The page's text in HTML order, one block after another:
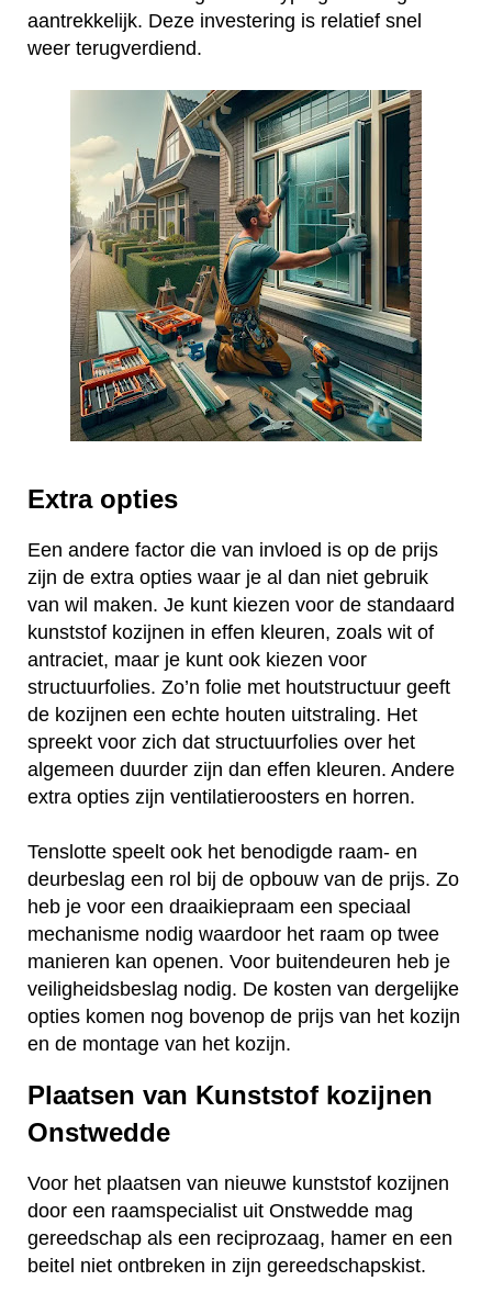
aantrekkelijk. Deze investering is relatief snel
weer terugverdiend.
Extra opties
Een andere factor die van invloed is op de prijs
zijn de extra opties waar je al dan niet gebruik
van wil maken. Je kunt kiezen voor de standaard
kunststof kozijnen in effen kleuren, zoals wit of
antraciet, maar je kunt ook kiezen voor
structuurfolies. Zo’n folie met houtstructuur geeft
de kozijnen een echte houten uitstraling. Het
spreekt voor zich dat structuurfolies over het
algemeen duurder zijn dan effen kleuren. Andere
extra opties zijn ventilatieroosters en horren.
Tenslotte speelt ook het benodigde raam- en
deurbeslag een rol bij de opbouw van de prijs. Zo
heb je voor een draaikiepraam een speciaal
mechanisme nodig waardoor het raam op twee
manieren kan openen. Voor buitendeuren heb je
veiligheidsbeslag nodig. De kosten van dergelijke
opties komen nog bovenop de prijs van het kozijn
en de montage van het kozijn.
Plaatsen van Kunststof kozijnen
Onstwedde
Voor het plaatsen van nieuwe kunststof kozijnen
door een raamspecialist uit Onstwedde mag
gereedschap als een reciprozaag, hamer en een
beitel niet ontbreken in zijn gereedschapskist.